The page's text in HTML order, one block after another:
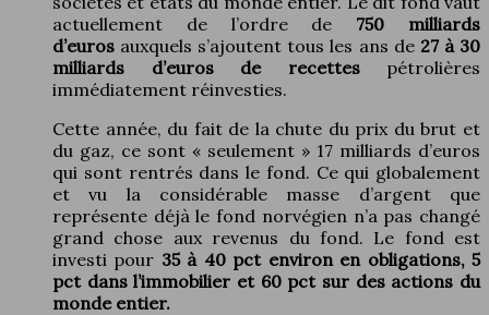
actuellement de l’ordre de 750 milliards
d’euros auxquels s’ajoutent tous les ans de27 à 30
milliards d’euros de recettespétrolières
immédiatement réinvesties.
Cette année, du fait de la chute du prix du brut et
du gaz, ce sont « seulement » 17 milliards d’euros
qui sont rentrés dans le fond. Ce qui globalement
et vu la considérable masse d’argent que
représente déjà le fond norvégien n’a pas changé
grand chose aux revenus du fond. Le fond est
investi pour 35 à 40 pct environ en obligations, 5
pct dans l’immobilier et 60 pct sur des actions du
monde entier.